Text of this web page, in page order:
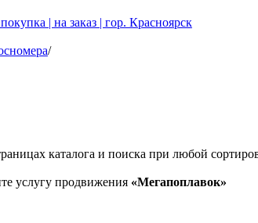
| на заказ | гор. Красноярск
/
каталога и поиска при любой
услугу продвижения «Мегапоплавок»